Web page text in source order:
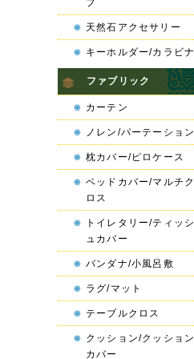
プ
天然石アクセサリー
キーホルダー/カラビナ
ファブリック
カーテン
ノレン/パーテーション
枕カバー/ピロケース
ベッドカバー/マルチク
ロス
トイレタリー/ティッシ
ュカバー
バンダナ/小風呂敷
ラグ/マット
テーブルクロス
クッション/クッション
カバー